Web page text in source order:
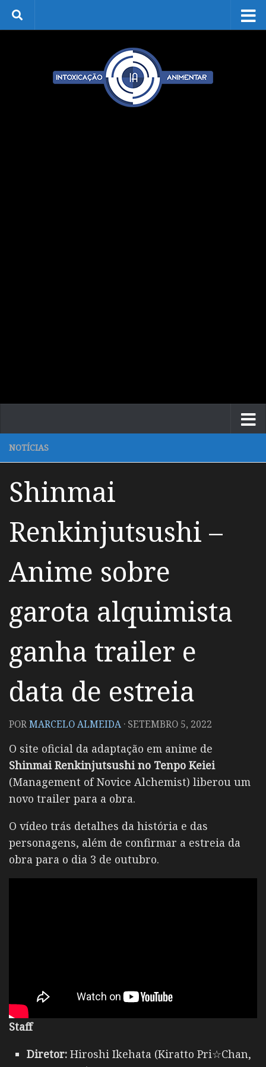
Skip to content
NOTÍCIAS
Shinmai
Renkinjutsushi –
Anime sobre
garota alquimista
ganha trailer e
data de estreia
PORMARCELO ALMEIDA · SETEMBRO 5, 2022
O site oficial da adaptação em anime de
Shinmai Renkinjutsushi no Tenpo Keiei
(Management of Novice Alchemist) liberou um
novo trailer para a obra.
O vídeo trás detalhes da história e das
personagens, além de confirmar a estreia da
obra para o dia 3 de outubro.
Staff
Diretor: Hiroshi Ikehata (Kiratto Pri☆Chan,